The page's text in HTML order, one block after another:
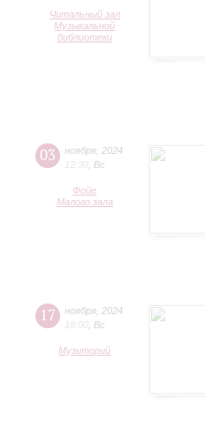
Читальный зал
Музыкальной
библиотеки
03 ноября 2024
12:30 Вс
Фойе
Малого зала
17 ноября 2024
18:00 Вс
Музиторий